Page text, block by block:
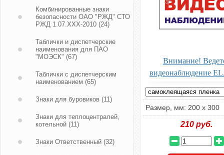
Внимание!
видеонаблюдение
Размер, мм: 200 х 300
210 руб.
Комбинированные знаки
безопасности ОАО "РЖД" СТО
РЖД 1.07.ХХХ-2010 (24)
Таблички и диспетчерские
наименования для ПАО
"МОЭСК" (67)
Таблички с диспетчерским
наименованием (65)
Знаки для буровиков (11)
Знаки для теплоцентралей,
котельной (11)
Знаки Ответственный (32)